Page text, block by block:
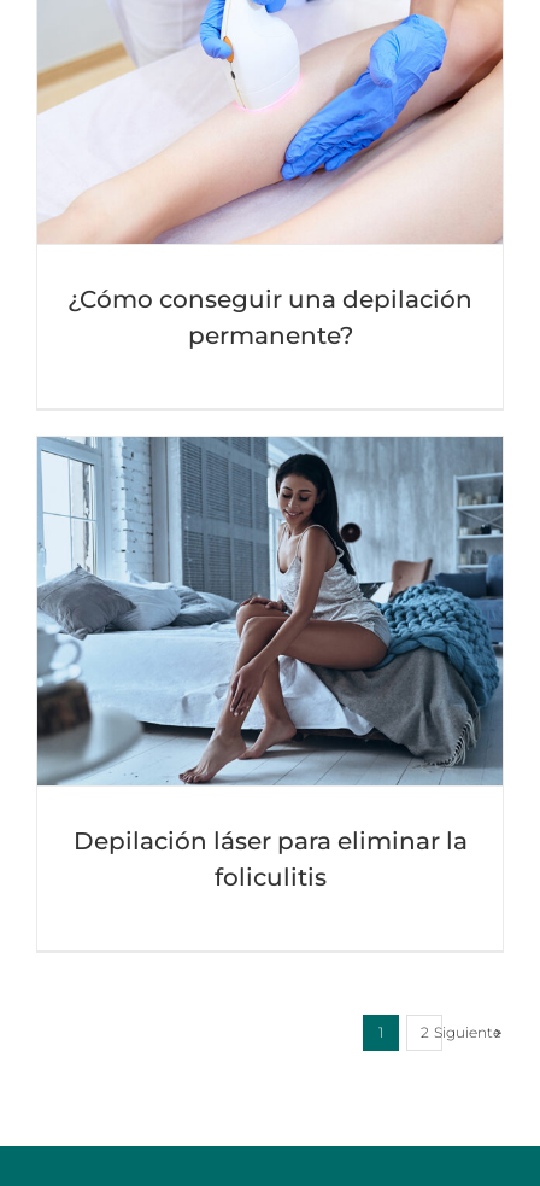
¿Cómo conseguir una depilación
permanente?
Depilación láser para eliminar la
foliculitis
1 2 Siguiente